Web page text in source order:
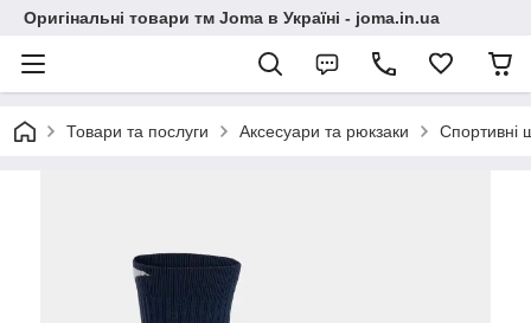
Оригінальні товари тм Joma в Україні - joma.in.ua
Товари та послуги Аксесуари та рюкзаки Спортивні